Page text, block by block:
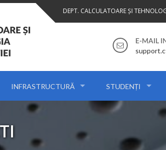
DEPT. CALCULATOARE ȘI
E-MAIL
INFRASTRUCTURĂ STUDENȚI